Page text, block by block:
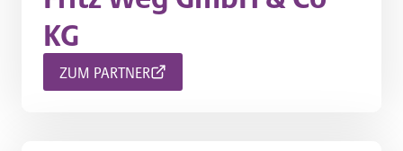
KG
ZUM PARTNER